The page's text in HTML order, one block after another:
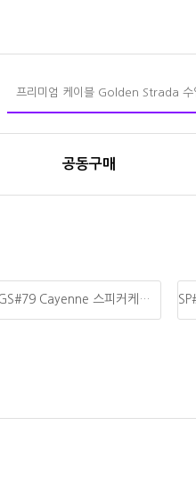
공동구매
GS#79 Cayenne 스피커케이블